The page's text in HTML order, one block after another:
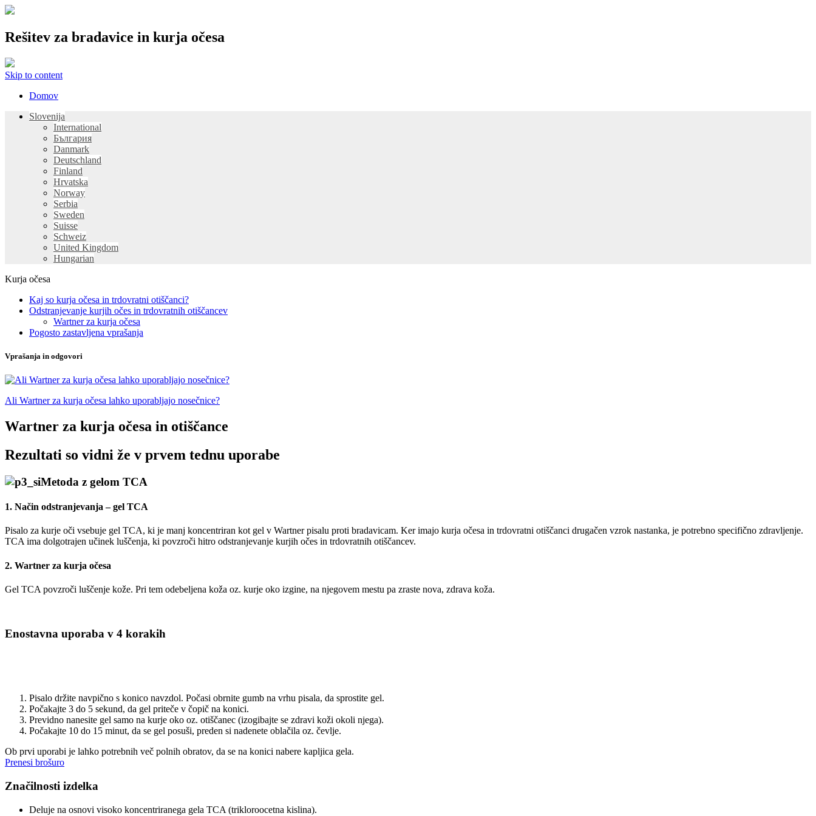
Rešitev za bradavice in kurja očesa
Skip to content
Domov
Slovenija
International
България
Danmark
Deutschland
Finland
Hrvatska
Norway
Serbia
Sweden
Suisse
Schweiz
United Kingdom
Hungarian
Kurja očesa
Kaj so kurja očesa in trdovratni otiščanci?
Odstranjevanje kurjih očes in trdovratnih otiščancev
Wartner za kurja očesa
Pogosto zastavljena vprašanja
Vprašanja in odgovori
Ali Wartner za kurja očesa lahko uporabljajo nosečnice?
Wartner za kurja očesa in otiščance
Rezultati so vidni že v prvem tednu uporabe
Metoda z gelom TCA
1. Način odstranjevanja – gel TCA
Pisalo za kurje oči vsebuje gel TCA, ki je manj koncentriran kot gel v Wartner pisalu proti bradavicam. Ker imajo kurja očesa in trdovratni otiščanci drugačen vzrok nastanka, je potrebno specifično zdravljenje.
TCA ima dolgotrajen učinek luščenja, ki povzroči hitro odstranjevanje kurjih očes in trdovratnih otiščancev.
2. Wartner za kurja očesa
Gel TCA povzroči luščenje kože. Pri tem odebeljena koža oz. kurje oko izgine, na njegovem mestu pa zraste nova, zdrava koža.
Enostavna uporaba v 4 korakih
Pisalo držite navpično s konico navzdol. Počasi obrnite gumb na vrhu pisala, da sprostite gel.
Počakajte 3 do 5 sekund, da gel priteče v čopič na konici.
Previdno nanesite gel samo na kurje oko oz. otiščanec (izogibajte se zdravi koži okoli njega).
Počakajte 10 do 15 minut, da se gel posuši, preden si nadenete oblačila oz. čevlje.
Ob prvi uporabi je lahko potrebnih več polnih obratov, da se na konici nabere kapljica gela.
Prenesi brošuro
Značilnosti izdelka
Deluje na osnovi visoko koncentriranega gela TCA (trikloroocetna kislina).